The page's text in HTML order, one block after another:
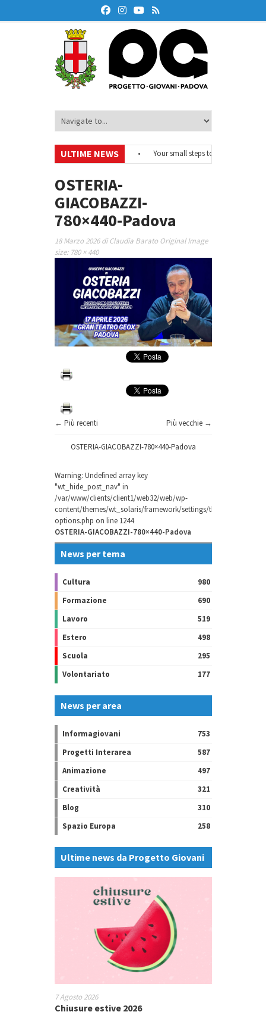
ULTIME NEWS
#EurodeskOnAir – Ciclo di webinar
Your small steps towards
educazione finanziaria
• Oxford Debate Lab – Borse di studio 2026/27
OSTERIA-
GIACOBAZZI-
780×440-Padova
18 Marzo 2026 diClaudia Barato Original Image
size: 780 × 440
← Più recenti Più vecchie →
OSTERIA-GIACOBAZZI-780×440-Padova
Warning: Undefined array key
"wt_hide_post_nav" in
/var/www/clients/client1/web32/web/wp-
content/themes/wt_solaris/framework/settings/theme-
options.php on line 1244
OSTERIA-GIACOBAZZI-780×440-Padova
News per tema
Cultura
980
Formazione
690
Lavoro
519
Estero
498
Scuola
295
Volontariato
177
News per area
Informagiovani
753
Progetti Interarea
587
Animazione
497
Creatività
321
Blog
310
Spazio Europa
258
Ultime news da Progetto Giovani
7 Agosto 2026
Chiusure estive 2026